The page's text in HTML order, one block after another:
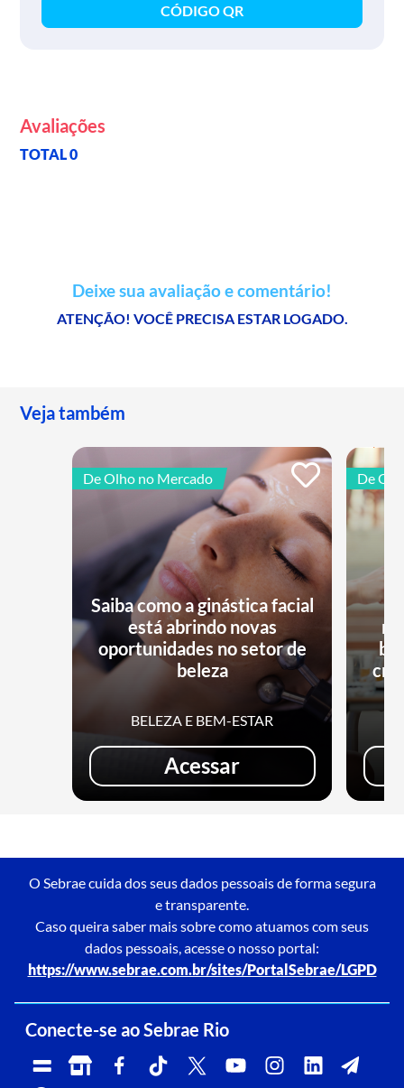
CÓDIGO QR
Avaliações
TOTAL 0
Deixe sua avaliação e comentário!
ATENÇÃO! VOCÊ PRECISA ESTAR LOGADO.
Veja também
De Olho no Mercado
Saiba como a ginástica facial
está abrindo novas
oportunidades no setor de
beleza
BELEZA E BEM-ESTAR
Acessar
De
O Sebrae cuida dos seus dados pessoais de forma segura
e transparente.
Caso queira saber mais sobre como atuamos com seus
dados pessoais, acesse o nosso portal:
https://www.sebrae.com.br/sites/PortalSebrae/LGPD
Conecte-se ao Sebrae Rio